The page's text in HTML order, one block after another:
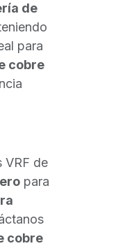
de
para
cobre
VRF de
para
cobre